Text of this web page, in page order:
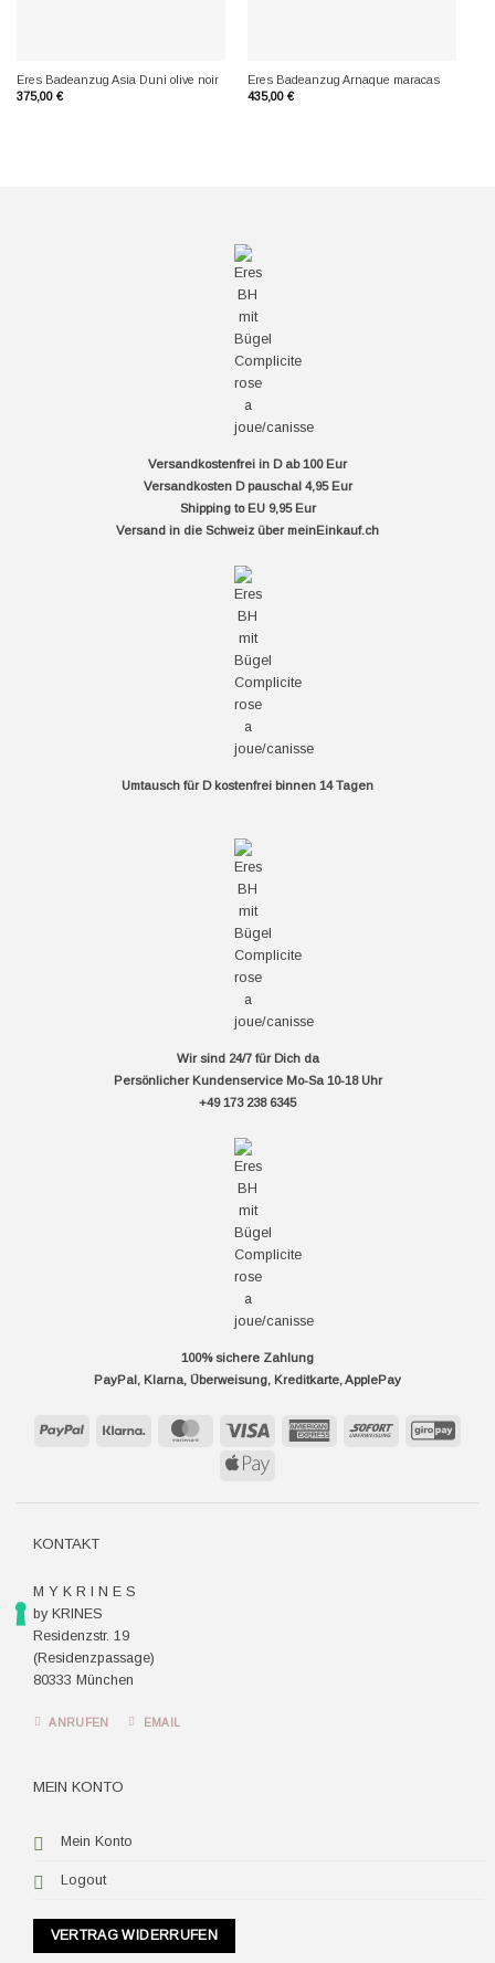
Eres Badeanzug Asia Duni olive noir
375,00 €
Eres Badeanzug Arnaque maracas
435,00 €
Versandkostenfrei in D ab 100 Eur
Versandkosten D pauschal 4,95 Eur
Shipping to EU 9,95 Eur
Versand in die Schweiz über meinEinkauf.ch
Umtausch für D kostenfrei binnen 14 Tagen
Wir sind 24/7 für Dich da
Persönlicher Kundenservice Mo-Sa 10-18 Uhr
+49 173 238 6345
100% sichere Zahlung
PayPal, Klarna, Überweisung, Kreditkarte, ApplePay
PayPal Klarna MasterCard Visa
AmericanSofort
Apple
KONTAKT
M Y K R I N E S
by KRINES
Residenzstr. 19
(Residenzpassage)
80333 München
ANRUFEN EMAIL
MEIN KONTO
Mein Konto
Logout
VERTRAG WIDERRUFEN